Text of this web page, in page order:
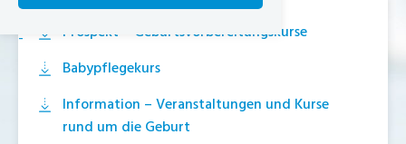
Prospekt – Geburtsvorbereitungskurse
Babypflegekurs
Information – Veranstaltungen und Kurse
rund um die Geburt
-